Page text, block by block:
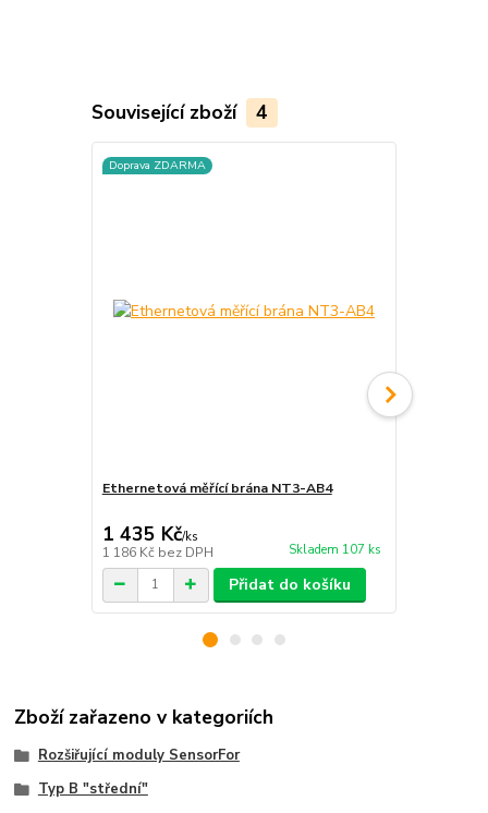
Související zboží 4
Doprava ZDARMA
Ethernetová měřící brána NT3-AB4
1 435 Kč/ks
1 186 Kč bez DPH Skladem 107 ks
Přidat do košíku
Zboží zařazeno v kategoriích
Rozšiřující moduly SensorFor
Typ B "střední"